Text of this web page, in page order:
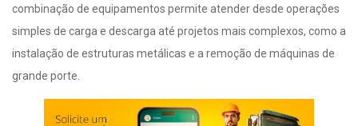
combinação de equipamentos permite atender desde operações
simples de carga e descarga até projetos mais complexos, como a
instalação de estruturas metálicas e a remoção de máquinas de
grande porte.